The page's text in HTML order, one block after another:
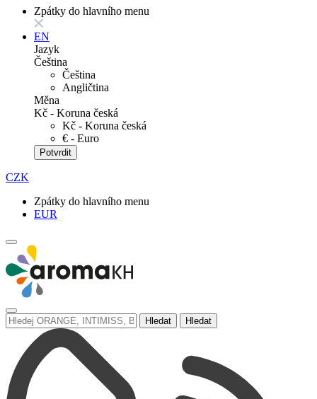
Zpátky do hlavního menu
EN
Jazyk
Čeština
Čeština
Angličtina
Měna
Kč - Koruna česká
Kč - Koruna česká
€ - Euro
Potvrdit
CZK
Zpátky do hlavního menu
EUR
Hledat Hledat